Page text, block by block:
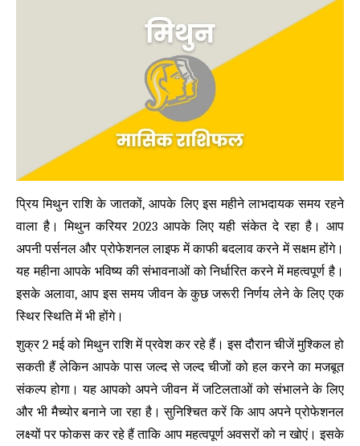
प्रिय मिथुन राशि के जातकों, आपके लिए इस महीने लाभदायक समय रहने
वाला है। मिथुन करियर 2023 आपके लिए यही संकेत दे रहा है। आप
अपनी पर्सनल और प्रोफेशनल लाइफ में काफी बदलाव करने में सक्षम होंगे।
यह महीना आपके भविष्य की संभावनाओं को निर्धारित करने में महत्वपूर्ण है।
इसके अलावा, आप इस समय जीवन के कुछ जरूरी निर्णय लेने के लिए एक
स्थिर स्थिति में भी होंगे।
शुक्र 2 मई को मिथुन राशि में प्रवेश कर रहे हैं। इस दौरान चीजें मुश्किल हो
सकती हैं लेकिन आपके पास जल्द से जल्द चीजों को हल करने का मजबूत
संकल्प होगा। यह आपको अपने जीवन में जटिलताओं को संभालने के लिए
और भी मैच्योर बनाने जा रहा है। सुनिश्चित करें कि आप अपने प्रोफेशनल
लक्ष्यों पर फोकस कर रहे हैं ताकि आप महत्वपूर्ण अवसरों को न खोएं। इसके